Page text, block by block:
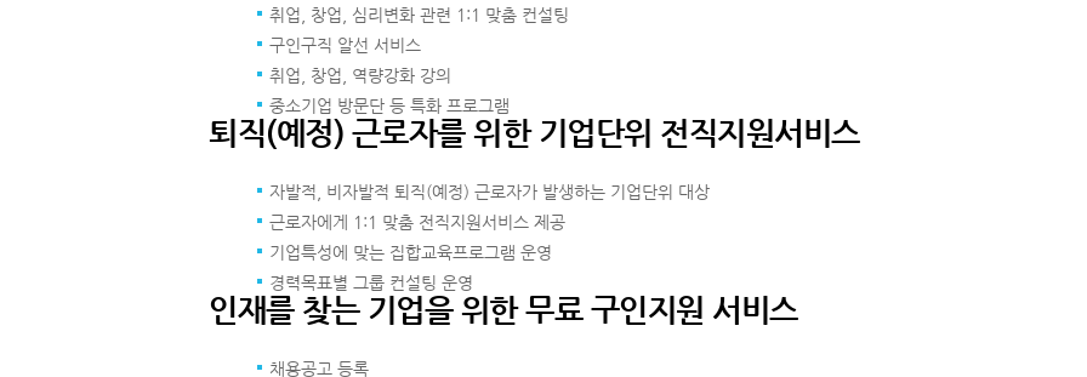
취업, 창업, 심리변화 관련 1:1 맞춤 컨설팅
구인구직 알선 서비스
취업, 창업, 역량강화 강의
중소기업 방문단 등 특화 프로그램
퇴직(예정) 근로자를 위한 기업단위 전직지원서비스
자발적, 비자발적 퇴직(예정) 근로자가 발생하는 기업단위 대상
근로자에게 1:1 맞춤 전직지원서비스 제공
기업특성에 맞는 집합교육프로그램 운영
경력목표별 그룹 컨설팅 운영
인재를 찾는 기업을 위한 무료 구인지원 서비스
채용공고 등록